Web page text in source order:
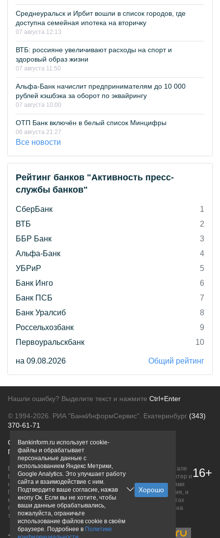
Среднеуральск и Ирбит вошли в список городов, где
доступна семейная ипотека на вторичку
07 августа 12:13
ВТБ: россияне увеличивают расходы на спорт и
здоровый образ жизни
07 августа 11:50
Альфа-Банк начислит предпринимателям до 10 000
рублей кэшбэка за оборот по эквайрингу
07 августа 10:00
ОТП Банк включён в белый список Минцифры
06 августа 21:27
Все новости
Рейтинг банков "Активность пресс-
службы банков"
СберБанк
1
ВТБ
2
ББР Банк
3
Альфа-Банк
4
УБРиР
5
Банк Инго
6
Банк ПСБ
7
Банк Уралсиб
8
Россельхозбанк
9
Первоуральскбанк
10
на 09.08.2026 Общий рейтинг
Нашли ошибку? Выделите текст и нажмите Ctrl+Enter
© 1994-2026. РИА "БанкИнформСервис". Екатеринбург (343)
370-61-71
О проектеПолитика конфиденциальности
Правовая информацияДля рекламодателей
Вся информация о продуктах банков, размещенная на портале
bankinform.ru, носит исключительно ознакомительный характер и
не является публичной офертой, определяемой положениями
ГК РФ. Информация не содержит точного и полного описания, и
может быть изменена. Конечные условия уточняйте на сайтах
банков или при личном обращении. Исключительное право на
товарные знаки принадлежит их правообладателям.
16+
Bankinform.ru использует cookie-
файлы и обрабатывает
персональные данные с
использованием Яндекс Метрики,
Google Analytics. Это улучшает работу
сайта и взаимодействие с ним.
Подтвердите ваше согласие, нажав
кнопу Ок. Если вы не хотите, чтобы
ваши данные обрабатывались,
пожалуйста, ограничьте
использование файлов cookie в своём
браузере. Подробнее в Политике